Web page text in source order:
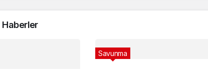
Haberler
Savunma